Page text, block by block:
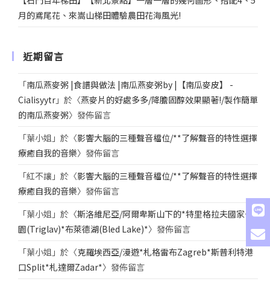
月的鳶尾花、來嵩山梯田體驗農田花海風光!
近期留言
「南瓜燕麥粥 |食譜與做法 |南瓜燕麥粥by |【南瓜麥皮】 -
Cialisyytr 」於〈燕麥片的好處多多/降膽固醇效果顯著!/製作簡單
的南瓜燕麥粥〉發佈留言
「葉小姐 」於〈影響大腦的三種聲音檔位/**了解聲音的特性選擇
療癒自我的音樂〉發佈留言
「紅不讓 」於〈影響大腦的三種聲音檔位/**了解聲音的特性選擇
療癒自我的音樂〉發佈留言
「葉小姐 」於〈斯洛維尼亞/阿爾卑斯山下的*特里格拉夫國家公
園(Triglav)*布萊德湖(Bled Lake)*〉發佈留言
「葉小姐 」於〈克羅埃西亞/漫遊*札格雷布Zagreb*斯普利特港
口Split*札達爾Zadar*〉發佈留言